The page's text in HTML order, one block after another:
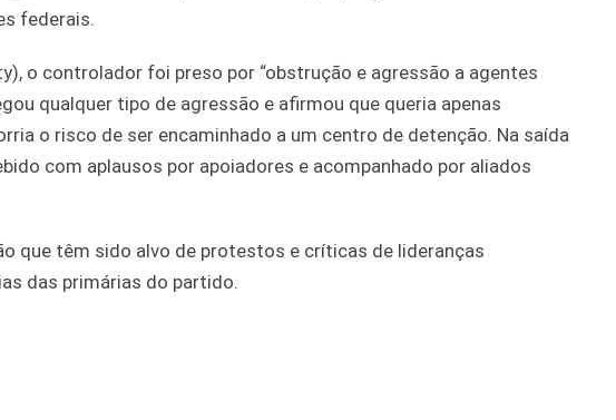
federais.
o controlador foi preso por “obstrução e agressão a agentes
qualquer tipo de agressão e afirmou que queria apenas
o risco de ser encaminhado a um centro de detenção. Na saída
com aplausos por apoiadores e acompanhado por aliados
que têm sido alvo de protestos e críticas de lideranças
das primárias do partido.